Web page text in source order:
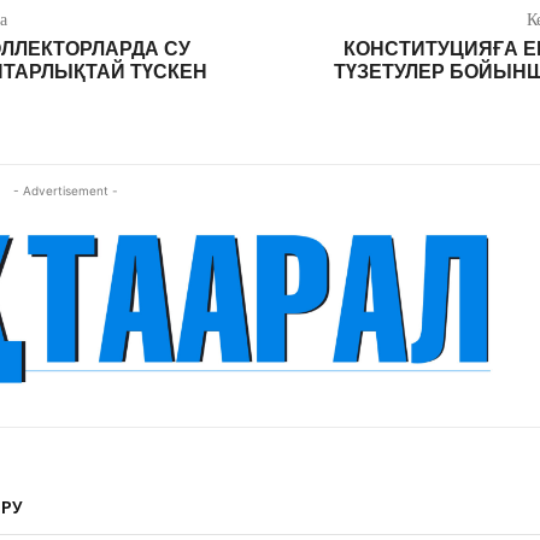
СУ
ТҮСКЕН
КОНСТИТУЦИЯҒА
ТҮЗЕТУЛЕР
- Advertisement -